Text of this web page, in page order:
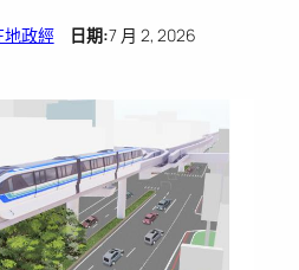
地政經日期:7 月 2, 2026